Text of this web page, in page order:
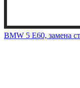
BMW 5 E60, замена